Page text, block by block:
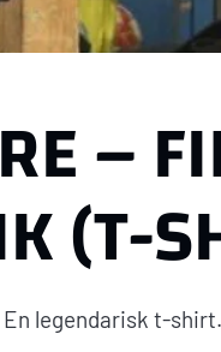
–
(T-
legendarisk t-shirt.